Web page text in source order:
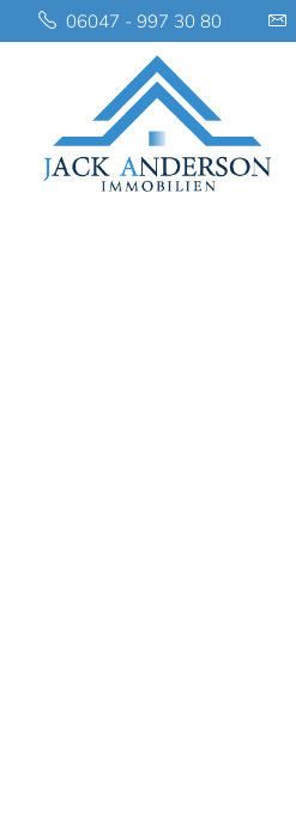
06047 - 997 30 80